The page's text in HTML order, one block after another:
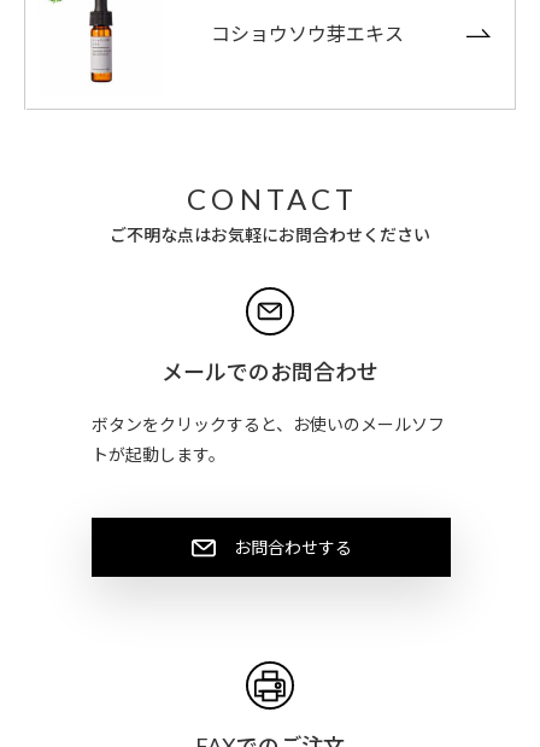
コショウソウ芽エキス
CONTACT
ご不明な点はお気軽にお問合わせください
メールでのお問合わせ
ボタンをクリックすると、お使いのメールソフ
トが起動します。
お問合わせする